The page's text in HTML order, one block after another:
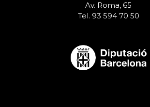
Av. Roma, 65
Tel. 93 594 70 50